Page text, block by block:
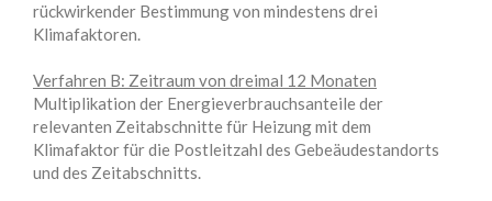
rückwirkender Bestimmung von mindestens drei
Klimafaktoren.
Verfahren B: Zeitraum von dreimal 12 Monaten
Multiplikation der Energieverbrauchsanteile der
relevanten Zeitabschnitte für Heizung mit dem
Klimafaktor für die Postleitzahl des Gebeäudestandorts
und des Zeitabschnitts.